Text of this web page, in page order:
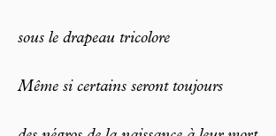
sous le drapeau tricolore
Même si certains seront toujours